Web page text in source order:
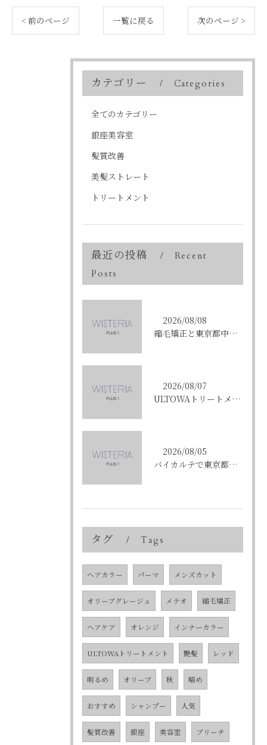
< 前のページ 一覧に戻る 次のページ >
カテゴリー Categories
全てのカテゴリー
銀座美容室
髪質改善
美髪ストレート
トリートメント
最近の投稿
Recent
Posts
2026/08/08
縮毛矯正と東京都中央区銀座で叶える髪質改善のポイントと理想の仕上がりを徹底解説
2026/08/07
ULTOWAトリートメントで東京都中央区銀座の髪質改善を目指す人への効果と選び方ガイド
2026/08/05
バイカルテで東京都中央区銀座のエイジングケア悩みを解決する方法と正規品選びのポイント
タグ Tags
ヘアカラー パーマ メンズカット
オリーブグレージュ メテオ 縮毛矯正
ヘアケア オレンジ インナーカラー
ULTOWAトリートメント 艶髪 レッド
明るめ オリーブ 秋 暗め
おすすめ シャンプー 人気
髪質改善 銀座 美容室 ブリーチ